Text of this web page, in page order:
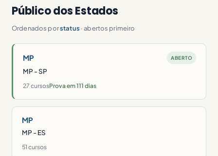
Público dos Estados
Ordenados porstatus · abertos primeiro
MP ABERTO
MP - SP
27 cursosProva em 111 dias
MP
MP - ES
51 cursos